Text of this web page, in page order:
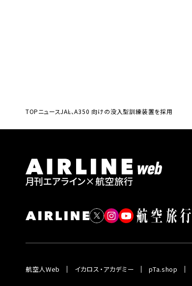
TOPニュースJAL、A350 向けの没入型訓練装置を採用
航空人Web イカロス・アカデミー pTa.shop